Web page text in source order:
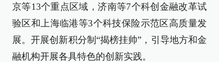
京等13个重点区域，济南等7个科创金融改革试
验区和上海临港等3个科技保险示范区高质量发
展。开展创新积分制“揭榜挂帅”，引导地方和金
融机构开展各具特色的创新实践。